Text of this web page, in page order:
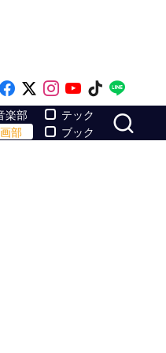
Like on Facebook
Follow on x
Follow on
Follow on
Follow
楽部
部
テック
ブック